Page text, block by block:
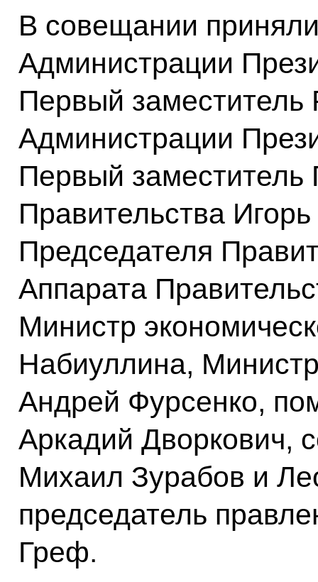
В совещании
Администрации
Первый заместитель
Администрации
Первый заместитель
Правительства
Председателя
Аппарата
Министр
Набиуллина,
Андрей Фурсенко,
Аркадий Дворкович,
Михаил Зурабов и
председатель
Греф.